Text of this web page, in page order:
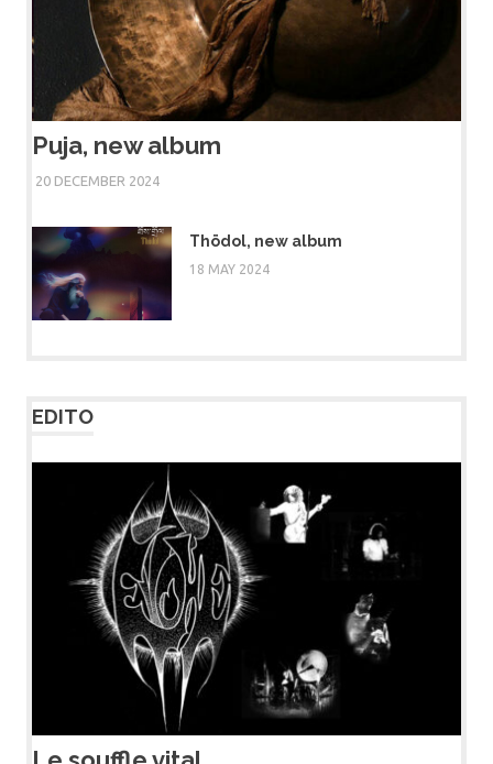
Puja, new album
20 DECEMBER 2024
Thödol, new album
18 MAY 2024
EDITO